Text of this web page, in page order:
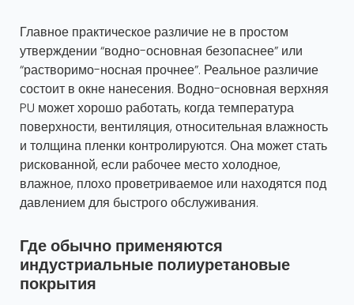
Главное практическое различие не в простом
утверждении “водно-основная безопаснее” или
“растворимо-носная прочнее”. Реальное различие
состоит в окне нанесения. Водно-основная верхняя
PU может хорошо работать, когда температура
поверхности, вентиляция, относительная влажность
и толщина пленки контролируются. Она может стать
рискованной, если рабочее место холодное,
влажное, плохо проветриваемое или находятся под
давлением для быстрого обслуживания.
Где обычно применяются
индустриальные полиуретановые
покрытия